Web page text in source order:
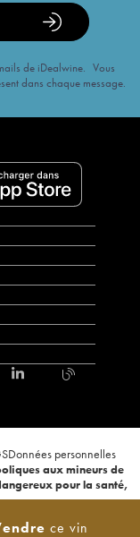
ce vin
de iDealwine. Vous
dans chaque message.
Données personnelles
aux mineurs de
pour la santé,
1 et L.3353-3